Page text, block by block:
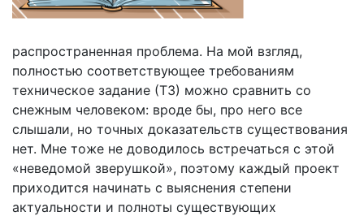
распространенная проблема. На мой взгляд,
полностью соответствующее требованиям
техническое задание (ТЗ) можно сравнить со
снежным человеком: вроде бы, про него все
слышали, но точных доказательств существования
нет. Мне тоже не доводилось встречаться с этой
«неведомой зверушкой», поэтому каждый проект
приходится начинать с выяснения степени
актуальности и полноты существующих